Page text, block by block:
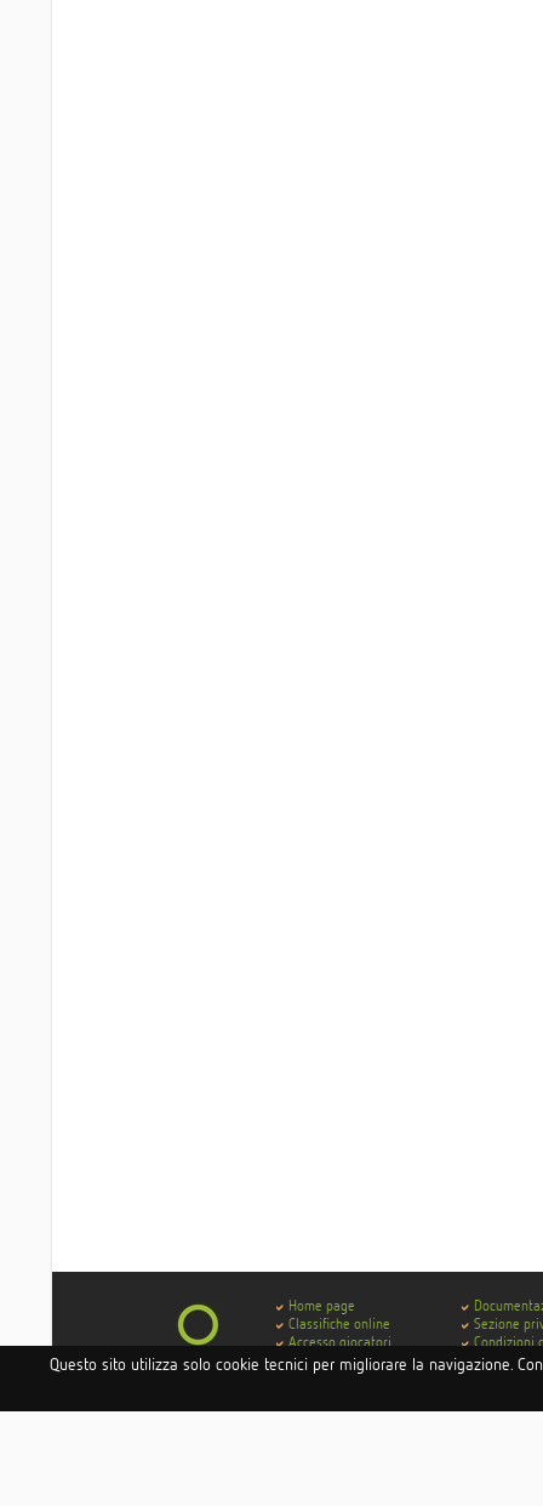
Questo sito utilizza solo cookie tecnici per migliorare la navigazione.
Home page
Classifiche online
Accesso giocatori
Accesso hotel e istituti
Accesso circoli
Sezione
Condizioni
Contatti